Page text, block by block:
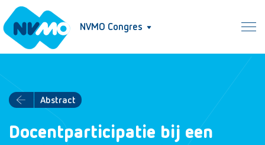
NVMO Congres
Abstract
Docentparticipatie bij een